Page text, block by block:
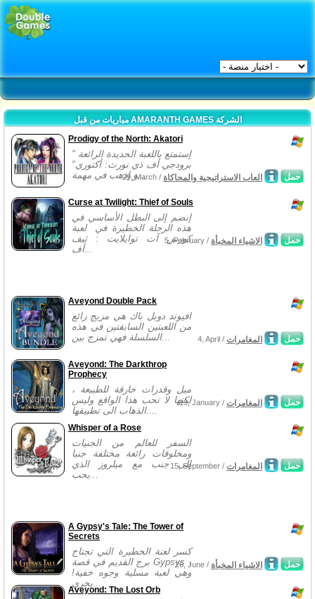
مباريات من قبل AMARANTH GAMES الشركة
Prodigy of the North: Akatori
إستمتع باللعبة الجديدة الرائعة "
برودجي أف ذي نورث: أكتوري"
و إذهب في مهمة...
حمل 29, March / العاب الاستراتيجية والمحاكاة
Curse at Twilight: Thief of Souls
إنضم إلى البطل الأساسي في
هذه الرحلة الخطيرة في لعبة
كورس آت توايلايت : ثيف
أف...
حمل 5, February / الاشياء المخبأة
Aveyond Double Pack
افيوند دوبل باك هي مزيج رائع
من اللعبتين السابقتين في هذه
السلسلة فهي تمزج بين...
حمل 4, April / المغامرات
Aveyond: The Darkthrop
Prophecy
ميل وقدرات خارقة للطبيعة ،
لكنها لا تحب هذا الواقع وليس
الذهاب الى تطبيقها....
حمل 19, January / المغامرات
Whisper of a Rose
السفر للعالم من الجنيات
ومخلوقات رائعة مختلفة جنبا
إلى جنب مع ميلروز الذي
يحب...
حمل 15, September / المغامرات
A Gypsy's Tale: The Tower of
Secrets
كسر لعنة الخطيرة التي تجتاح
برج القديم في قصة Gypsys ،
وهي لعبة مسلية وجوه خفية!
يجري...
حمل 26, June / الاشياء المخبأة
Aveyond: The Lost Orb